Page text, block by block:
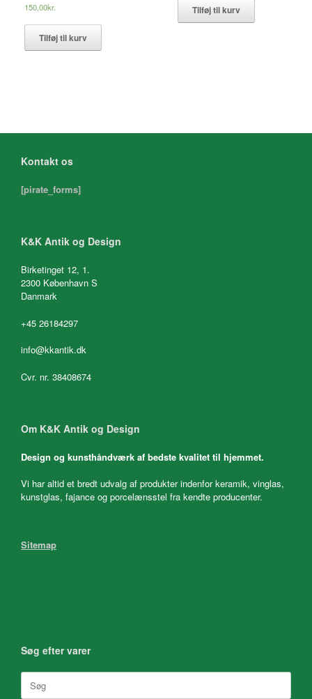
150,00kr.
Tilføj til kurv
Tilføj til kurv
Kontakt os
[pirate_forms]
K&K Antik og Design
Birketinget 12, 1.
2300 København S
Danmark
+45 26184297
info@kkantik.dk
Cvr. nr. 38408674
Om K&K Antik og Design
Design og kunsthåndværk af bedste kvalitet til hjemmet.
Vi har altid et bredt udvalg af produkter indenfor keramik, vinglas,
kunstglas, fajance og porcelænsstel fra kendte producenter.
Sitemap
Søg efter varer
efter: